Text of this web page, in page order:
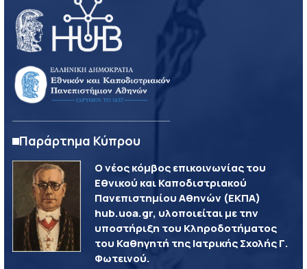
Παράρτημα Κύπρου
Ο νέος κόμβος επικοινωνίας του
Εθνικού και Καποδιστριακού
Πανεπιστημίου Αθηνών (ΕΚΠΑ)
hub.uoa.gr, υλοποιείται με την
υποστήριξη του Κληροδοτήματος
του Καθηγητή της Ιατρικής Σχολής Γ.
Φωτεινού.